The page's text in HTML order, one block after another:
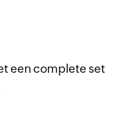
een complete set